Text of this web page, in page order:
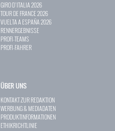
GIRO D`ITALIA 2026
TOUR DE FRANCE 2026
VUELTA A ESPAÑA 2026
RENNERGEBNISSE
PROFI-TEAMS
PROFI-FAHRER
ÜBER UNS
KONTAKT ZUR REDAKTION
WERBUNG & MEDIADATEN
PRODUKTINFORMATIONEN
ETHIKRICHTLINIE